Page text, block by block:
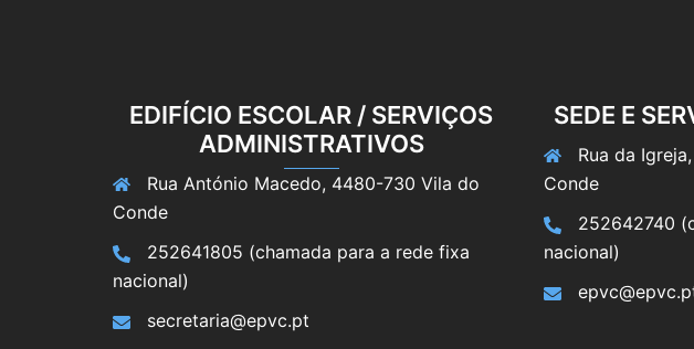
EDIFÍCIO ESCOLAR / SERVIÇOS
ADMINISTRATIVOS
Rua António Macedo, 4480-730 Vila do
Conde
252641805 (chamada para a rede fixa
nacional)
secretaria@epvc.pt
SEDE E
Rua da
Conde
252642740
nacional)